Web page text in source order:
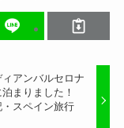
ィアンバルセロナ
まりました！
・スペイン旅行